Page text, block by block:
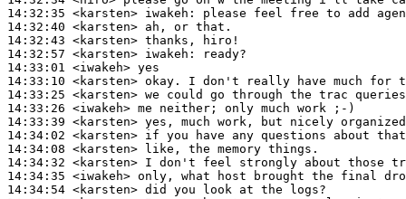
14:32:35 <karsten> iwakeh:
14:32:40 <karsten>
14:32:43 <karsten>
14:32:57 <karsten> iwakeh:
14:33:01 <iwakeh>
14:33:10 <karsten>
14:33:25 <karsten>
14:33:26 <iwakeh>
14:33:39 <karsten>
14:34:02 <karsten>
14:34:08 <karsten>
14:34:32 <karsten>
14:34:35 <iwakeh>
14:34:54 <karsten>